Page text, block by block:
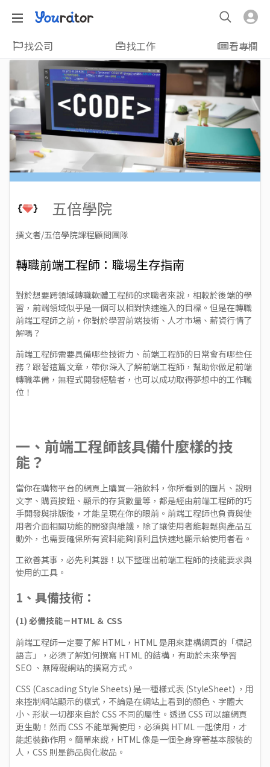
找公司 找工作 看專欄
五倍學院
撰文者/五倍學院課程顧問團隊
轉職前端工程師：職場生存指南
對於想要跨領域轉職軟體工程師的求職者來說，相較於後端的學
習，前端領域似乎是一個可以相對快速進入的目標。但是在轉職
前端工程師之前，你對於學習前端技術、人才市場、薪資行情了
解嗎？
前端工程師需要具備哪些技術力、前端工程師的日常會有哪些任
務？跟著這篇文章，帶你深入了解前端工程師，幫助你做足前端
轉職準備，無程式開發經驗者，也可以成功取得夢想中的工作職
位！
一、前端工程師該具備什麼樣的技
能？
當你在購物平台的網頁上購買一箱飲料，你所看到的圖片、說明
文字、購買按鈕、顯示的存貨數量等，都是經由前端工程師的巧
手開發與排版後，才能呈現在你的眼前。前端工程師也負責與使
用者介面相關功能的開發與維護，除了讓使用者能輕鬆與產品互
動外，也需要確保所有資料能夠順利且快速地顯示給使用者看。
工欲善其事，必先利其器！以下整理出前端工程師的技能要求與
使用的工具。
1、具備技術：
(1) 必備技能－HTML ＆ CSS
前端工程師一定要了解 HTML，HTML 是用來建構網頁的「標記
語言」，必須了解如何撰寫 HTML 的結構，有助於未來學習
SEO 、無障礙網站的撰寫方式。
CSS (Cascading Style Sheets) 是一種樣式表 (StyleSheet) ，用
來控制網站顯示的樣式，不論是在網站上看到的顏色、字體大
小、形狀一切都來自於 CSS 不同的屬性。透過 CSS 可以讓網頁
更生動！然而 CSS 不能單獨使用，必須與 HTML 一起使用，才
能起裝飾作用。簡單來說，HTML 像是一個全身穿著基本服裝的
人，CSS 則是飾品與化妝品。